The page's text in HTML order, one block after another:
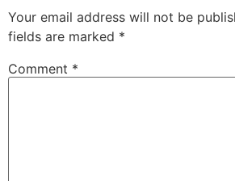
Your email address will not be
fields are marked *
Comment *